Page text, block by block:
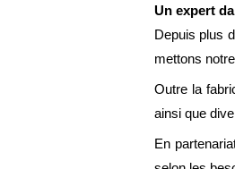
Un expert
Depuis plus
mettons
Outre la
ainsi que
En